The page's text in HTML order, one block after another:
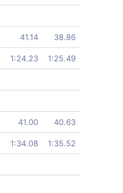
41.14 38.86
1:24.23 1:25.49
41.00 40.63
1:34.08 1:35.52